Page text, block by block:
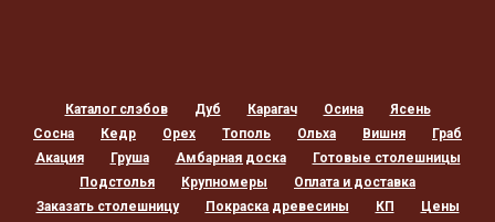
Каталог слэбов Дуб Карагач Осина
Ясень
Сосна
Кедр Орех Тополь Ольха Вишня
Граб
Акация
Груша Амбарная доска
Готовые столешницы
Подстолья
Крупномеры
Оплата и доставка
Заказать столешницу
Покраска древесины КП Цены